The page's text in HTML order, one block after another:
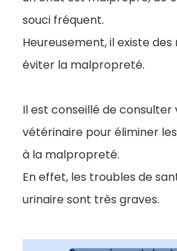
souci fréquent.
Heureusement, il existe
éviter la malpropreté.
Il est conseillé de
vétérinaire pour éliminer
à la malpropreté.
En effet, les troubles de
urinaire sont très graves.